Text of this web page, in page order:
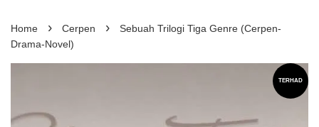
Home › Cerpen ›
Sebuah Trilogi Tiga Genre (Cerpen-
Drama-Novel)
TERHAD